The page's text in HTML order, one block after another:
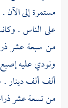
مستمرة إلى الآن
على الناس .
من سبعة عشر
ونودي عليه
ألف ألف دينار
من تسعة عشر